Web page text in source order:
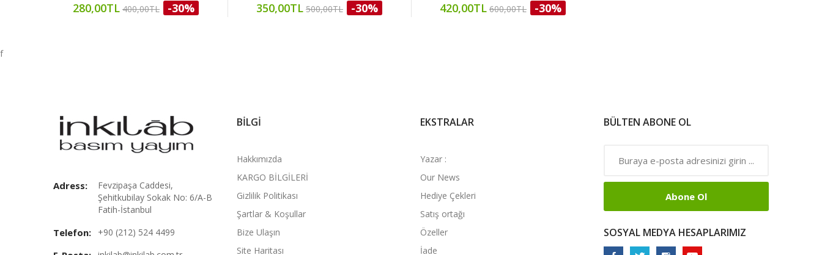
280,00TL 400,00TL -30% 350,00TL 500,00TL -30% 420,00TL 600,00TL -30%
f
Adress:
Fevzipaşa Caddesi,
Şehitkubilay Sokak No: 6/A-B
Fatih-İstanbul
Telefon: +90 (212) 524 4499
BILGI
Hakkımızda
KARGO BİLGİLERİ
Gizlilik Politikası
Şartlar & Koşullar
Bize Ulaşın
Site Haritası
EKSTRALAR
Yazar :
Our News
Hediye Çekleri
Satış ortağı
Özeller
İade
BÜLTEN ABONE OL
Abone Ol
SOSYAL MEDYA HESAPLARIMIZ